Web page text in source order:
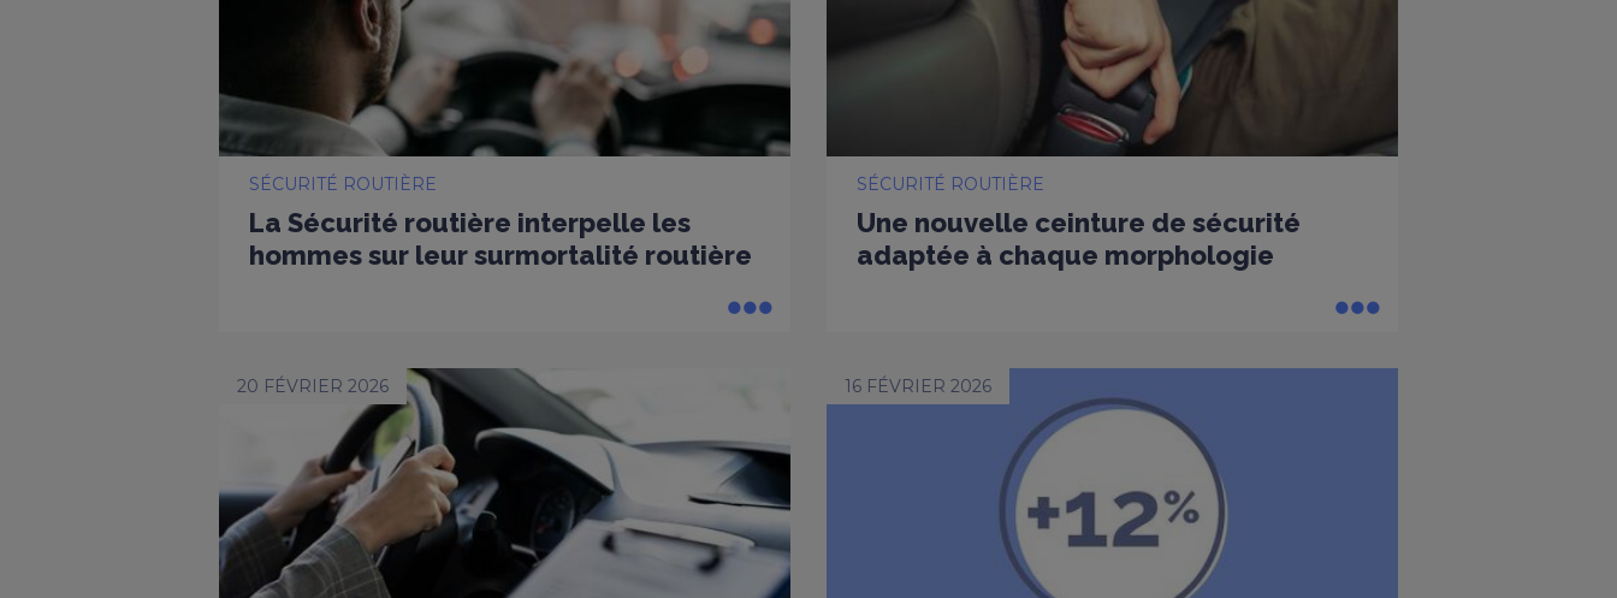
SÉCURITÉ ROUTIÈRE
La Sécurité routière interpelle les
hommes sur leur surmortalité routière
20 FÉVRIER 2026
SÉCURITÉ ROUTIÈRE
Une nouvelle ceinture de sécurité
adaptée à chaque morphologie
16 FÉVRIER 2026